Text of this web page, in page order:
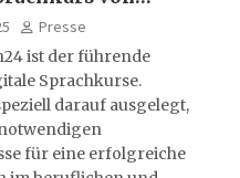
Presse
ist der führende
Sprachkurse.
darauf ausgelegt,
für eine erfolgreiche